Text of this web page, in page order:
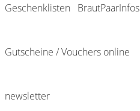
Geschenklisten BrautPaarInfos
Gutscheine / Vouchers online
newsletter